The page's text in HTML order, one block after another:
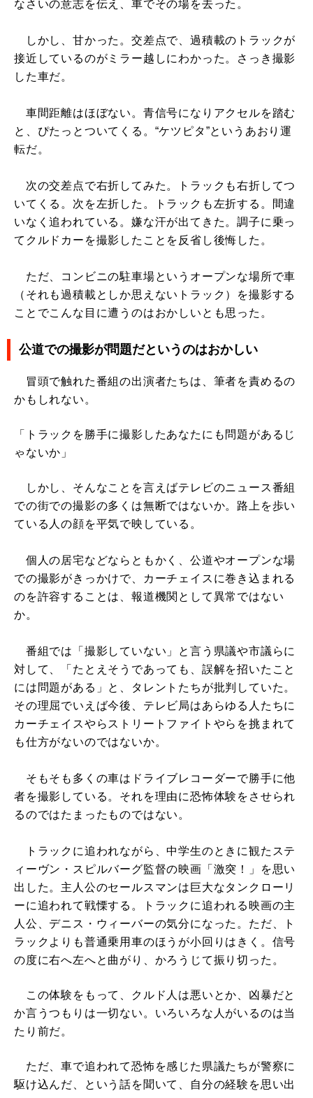
なさいの意志を伝え、車でその場を去った。
しかし、甘かった。交差点で、過積載のトラックが
接近しているのがミラー越しにわかった。さっき撮影
した車だ。
車間距離はほぼない。青信号になりアクセルを踏む
と、ぴたっとついてくる。“ケツピタ”というあおり運
転だ。
次の交差点で右折してみた。トラックも右折してつ
いてくる。次を左折した。トラックも左折する。間違
いなく追われている。嫌な汗が出てきた。調子に乗っ
てクルドカーを撮影したことを反省し後悔した。
ただ、コンビニの駐車場というオープンな場所で車
（それも過積載としか思えないトラック）を撮影する
ことでこんな目に遭うのはおかしいとも思った。
公道での撮影が問題だというのはおかしい
冒頭で触れた番組の出演者たちは、筆者を責めるの
かもしれない。
「トラックを勝手に撮影したあなたにも問題があるじ
ゃないか」
しかし、そんなことを言えばテレビのニュース番組
での街での撮影の多くは無断ではないか。路上を歩い
ている人の顔を平気で映している。
個人の居宅などならともかく、公道やオープンな場
での撮影がきっかけで、カーチェイスに巻き込まれる
のを許容することは、報道機関として異常ではない
か。
番組では「撮影していない」と言う県議や市議らに
対して、「たとえそうであっても、誤解を招いたこと
には問題がある」と、タレントたちが批判していた。
その理屈でいえば今後、テレビ局はあらゆる人たちに
カーチェイスやらストリートファイトやらを挑まれて
も仕方がないのではないか。
そもそも多くの車はドライブレコーダーで勝手に他
者を撮影している。それを理由に恐怖体験をさせられ
るのではたまったものではない。
トラックに追われながら、中学生のときに観たステ
ィーヴン・スピルバーグ監督の映画「激突！」を思い
出した。主人公のセールスマンは巨大なタンクローリ
ーに追われて戦慄する。トラックに追われる映画の主
人公、デニス・ウィーバーの気分になった。ただ、ト
ラックよりも普通乗用車のほうが小回りはきく。信号
の度に右へ左へと曲がり、かろうじて振り切った。
この体験をもって、クルド人は悪いとか、凶暴だと
か言うつもりは一切ない。いろいろな人がいるのは当
たり前だ。
ただ、車で追われて恐怖を感じた県議たちが警察に
駆け込んだ、という話を聞いて、自分の経験を思い出